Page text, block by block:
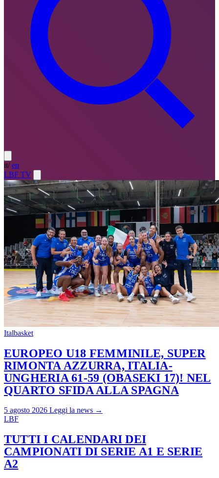
it/ en
LBF TV
Italbasket
EUROPEO U18 FEMMINILE, SUPER
RIMONTA AZZURRA, ITALIA-
UNGHERIA 61-59 (OBASEKI 17)! NEL
QUARTO SFIDA ALLA SPAGNA
5 agosto 2026 Leggi la news →
LBF
TUTTI I CALENDARI DEI
CAMPIONATI DI SERIE A1 E SERIE
A2